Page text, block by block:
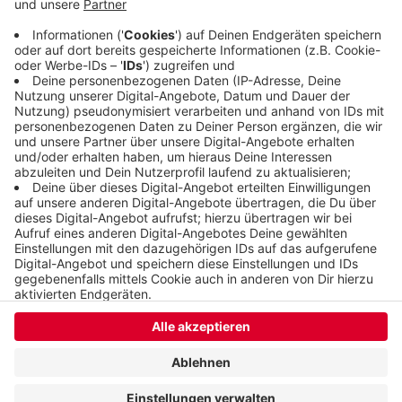
Grotenbecker Straße/Haeselerstraße fahren.
Veröffentlicht:Montag, 14.09.2020 06:35
Anzeige
Anzeige